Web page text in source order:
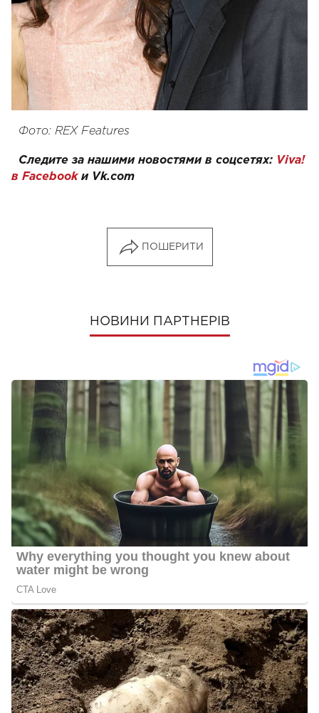
Фото: REX Features
Следите за нашими новостями в соцсетях: Viva!
в Facebookи Vk.com
ПОШЕРИТИ
НОВИНИ ПАРТНЕРІВ